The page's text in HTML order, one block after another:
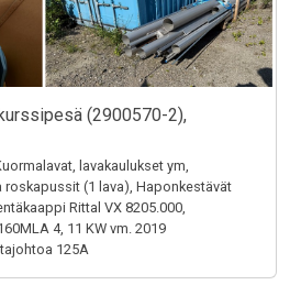
(2900570-2),
lavakaulukset ym,
(1 lava), Haponkestävät
Rittal VX 8205.000,
4, 11 KW vm. 2019
125A